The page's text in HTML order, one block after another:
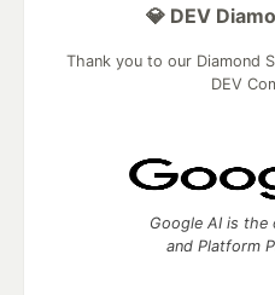
💎 DEV
Thank you to our Diamond
DEV
Google AI is the
and Platform